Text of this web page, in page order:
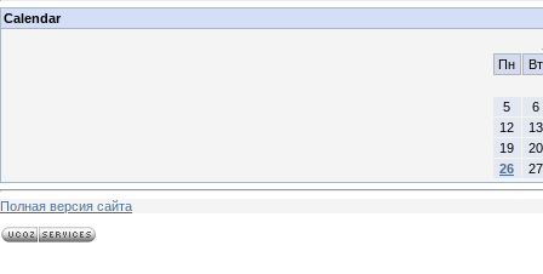
Calendar
Пн
Вт
5
6
12
13
19
20
26
27
Полная версия сайта